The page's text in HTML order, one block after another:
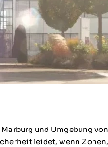
und Umgebung von
leidet, wenn Zonen,